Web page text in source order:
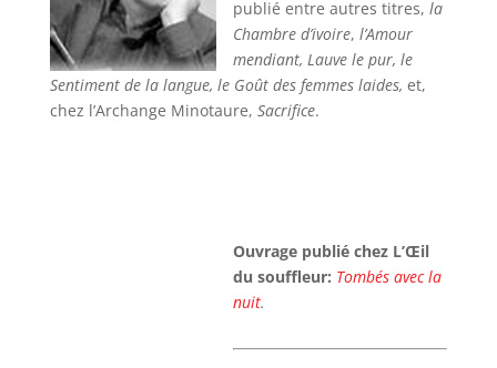
publié entre autres titres, la
Chambre d’ivoire, l’Amour
mendiant, Lauve le pur, le
Sentiment de la langue, le Goût des femmes laides, et,
chez l’Archange Minotaure, Sacrifice.
Ouvrage publié chez L’Œil
du souffleur: Tombés avec la
nuit.